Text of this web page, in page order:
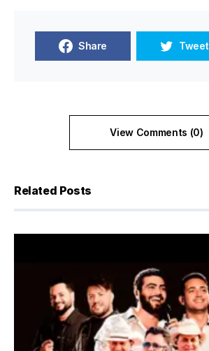
Share Tweet
View Comments (0)
Related Posts